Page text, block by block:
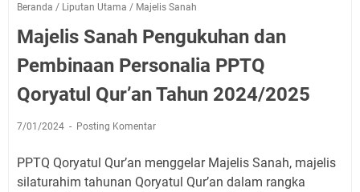
Beranda / Liputan Utama / Majelis Sanah
Majelis Sanah Pengukuhan dan
Pembinaan Personalia PPTQ
Qoryatul Qur’an Tahun 2024/2025
7/01/2024 Posting Komentar
PPTQ Qoryatul Qur’an menggelar Majelis Sanah, majelis
silaturahim tahunan Qoryatul Qur’an dalam rangka